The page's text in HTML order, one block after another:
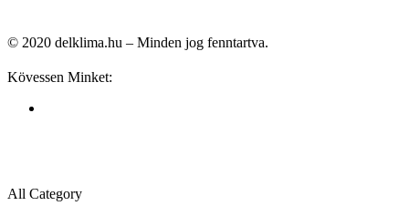
© 2020 delklima.hu – Minden jog fenntartva.
Kövessen Minket:
All Category